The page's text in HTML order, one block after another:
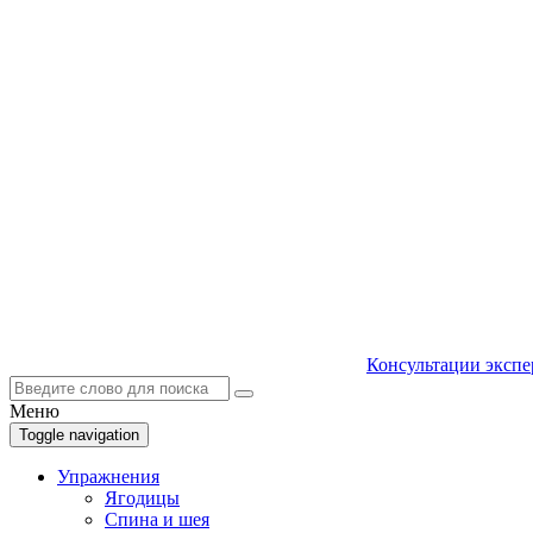
Консультации
Меню
Toggle navigation
Упражнения
Ягодицы
Спина и шея